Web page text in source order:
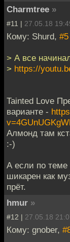
Charmtree »
#11 | 27.05.18
Кому: Shurd, #5
> А все
> https://
Tainted Love
варианте -
Алмонд там
:-)
А если по теме
шикарен как
прёт.
hmur »
#12 | 27.05.18
Кому: gnober,